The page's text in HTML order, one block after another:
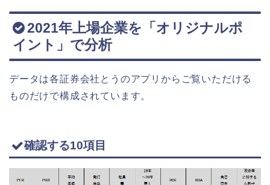
2021年上場企業を「オリジナルポ
イント」で分析
データは各証券会社とうのアプリからご覧いただける
ものだけで構成されています。
確認する10項目